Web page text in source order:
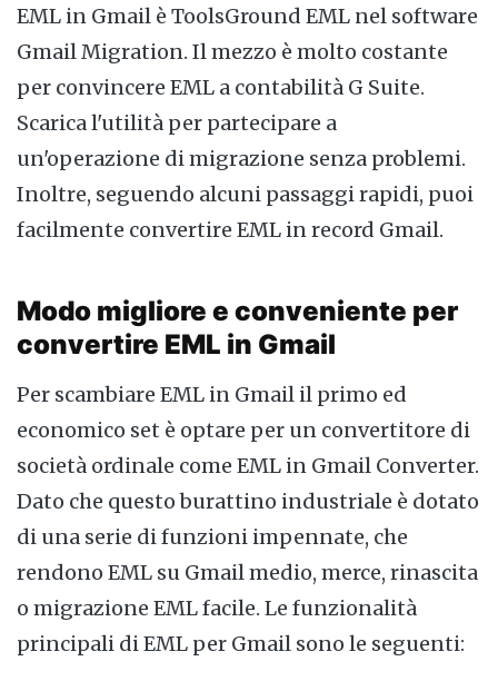
EML in Gmail è ToolsGround EML nel software
Gmail Migration. Il mezzo è molto costante
per convincere EML a contabilità G Suite.
Scarica l'utilità per partecipare a
un'operazione di migrazione senza problemi.
Inoltre, seguendo alcuni passaggi rapidi, puoi
facilmente convertire EML in record Gmail.
Modo migliore e conveniente per
convertire EML in Gmail
Per scambiare EML in Gmail il primo ed
economico set è optare per un convertitore di
società ordinale come EML in Gmail Converter.
Dato che questo burattino industriale è dotato
di una serie di funzioni impennate, che
rendono EML su Gmail medio, merce, rinascita
o migrazione EML facile. Le funzionalità
principali di EML per Gmail sono le seguenti: